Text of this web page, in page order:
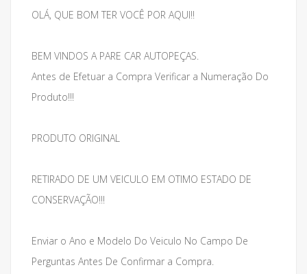
OLÁ, QUE BOM TER VOCÊ POR AQUI!!
BEM VINDOS A PARE CAR AUTOPEÇAS.
Antes de Efetuar a Compra Verificar a Numeração Do
Produto!!!
PRODUTO ORIGINAL
RETIRADO DE UM VEICULO EM OTIMO ESTADO DE
CONSERVAÇÃO!!!
Enviar o Ano e Modelo Do Veiculo No Campo De
Perguntas Antes De Confirmar a Compra.